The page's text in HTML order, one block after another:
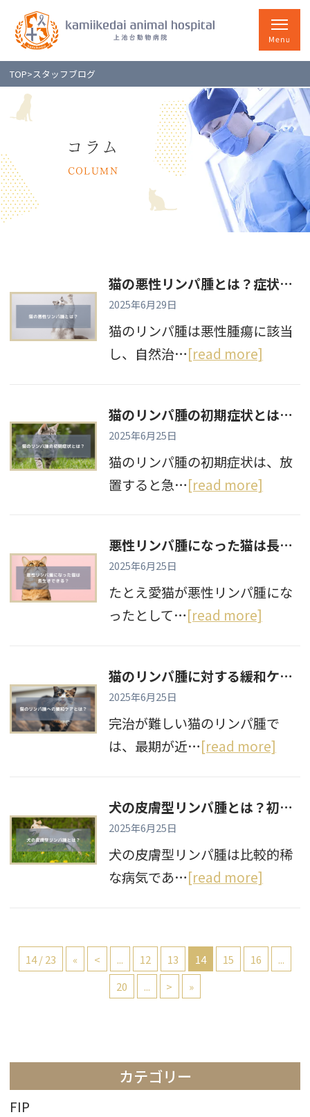
TOP>スタッフブログ
コラム
COLUMN
猫の悪性リンパ腫とは？症状や原因、完治の見込みを解説
2025年6月29日
猫のリンパ腫は悪性腫瘍に該当
し、自然治…[read more]
猫のリンパ腫の初期症状とは？特徴的な変化や放置するとどうなるのかを解説
2025年6月25日
猫のリンパ腫の初期症状は、放
置すると急…[read more]
悪性リンパ腫になった猫は長生きできる？奇跡が起こることはあるのか
2025年6月25日
たとえ愛猫が悪性リンパ腫にな
ったとして…[read more]
猫のリンパ腫に対する緩和ケアとは？選択する基準ややるべきことを解説
2025年6月25日
完治が難しい猫のリンパ腫で
は、最期が近…[read more]
犬の皮膚型リンパ腫とは？初期症状や末期症状、治療について解説
2025年6月25日
犬の皮膚型リンパ腫は比較的稀
な病気であ…[read more]
14 / 23 « < ... 12 13 14 15 16
...
20
... > »
カテゴリー
FIP